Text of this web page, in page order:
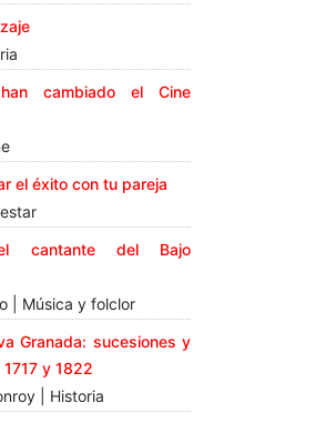
cambiado el Cine
el éxito con tu pareja
cantante del Bajo
| Música y folclor
Granada: sucesiones y
y 1822
| Historia